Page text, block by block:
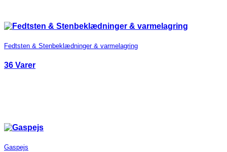
Fedtsten & Stenbeklædninger & varmelagring
36 Varer
Gaspejs